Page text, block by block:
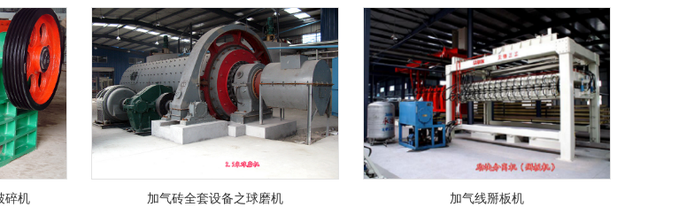
碎机 加气砖全套设备之球磨机 加气线掰板机